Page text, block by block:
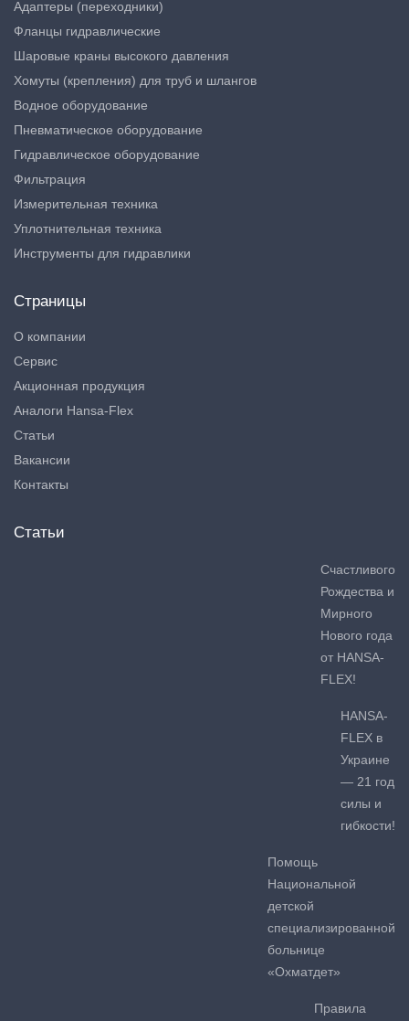
Адаптеры (переходники)
Фланцы гидравлические
Шаровые краны высокого давления
Хомуты (крепления) для труб и шлангов
Водное оборудование
Пневматическое оборудование
Гидравлическое оборудование
Фильтрация
Измерительная техника
Уплотнительная техника
Инструменты для гидравлики
Страницы
О компании
Сервис
Акционная продукция
Аналоги Hansa-Flex
Статьи
Вакансии
Контакты
Статьи
Счастливого
Рождества и
Мирного
Нового года
от HANSA-
FLEX!
HANSA-
FLEX в
Украине
— 21 год
силы и
гибкости!
Помощь
Национальной
детской
специализированной
больнице
«Охматдет»
Правила